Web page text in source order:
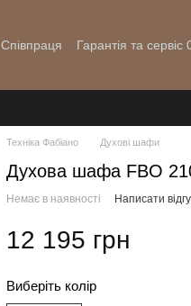
Співпраця
Гарантія та
Техніка Фабіано Духові шафи
Духова шафа FBO
Немає в наявності Написати
12 195 грн
Виберіть колір